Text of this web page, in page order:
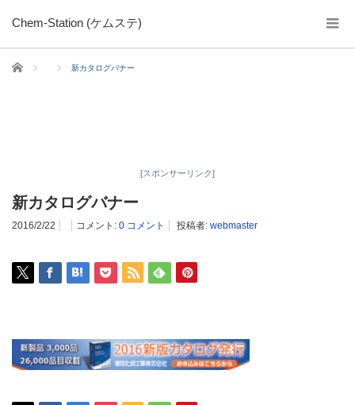
Chem-Station (ケムステ)
ホーム 新カタログバナー
[スポンサーリンク]
新カタログバナー
2016/2/22 コメント: 0 コメント 投稿者: webmaster